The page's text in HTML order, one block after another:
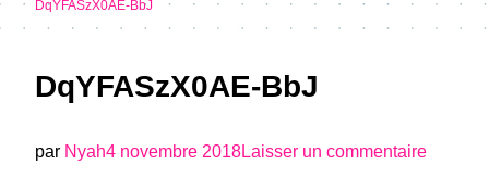
DqYFASzX0AE-BbJ
DqYFASzX0AE-BbJ
par Nyah4 novembre 2018Laisser un commentairesur